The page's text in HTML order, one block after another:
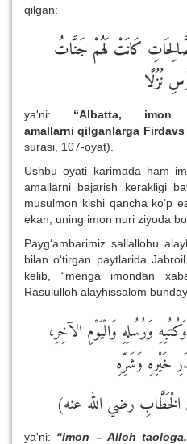
qilgan:
كَانَتْ لَهُمْ جَنَّاتُ
نُزُلًا
ya'ni: “Albatta, imon
amallarni qilganlarga Firdavs
surasi, 107-oyat).
Ushbu oyati karimada ham
amallarni bajarish kerakligi
musulmon kishi qancha ko‘p
ekan, uning imon nuri
Payg‘ambarimiz sallallohu
bilan o‘tirgan paytlarida
kelib, “menga imondan
Rasululloh alayhissalom
وَرُسُلِهِ وَالْيَوْمِ الآخِرِ،
خَيْرِهِ وَشَرِّهِ
رضي الله عنه)
ya'ni: “Imon – Alloh